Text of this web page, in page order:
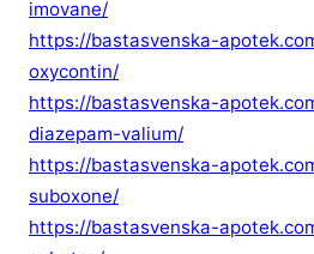
imovane/
https://bastasvenska-
oxycontin/
https://bastasvenska-
diazepam-valium/
https://bastasvenska-
suboxone/
https://bastasvenska-